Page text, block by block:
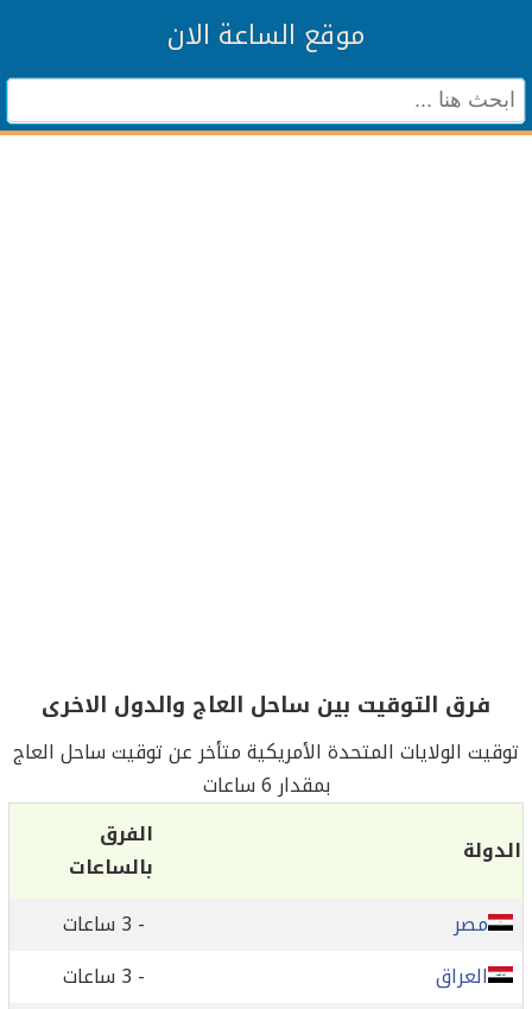
موقع الساعة الان
فرق التوقيت بين ساحل العاج والدول الاخرى
توقيت الولايات المتحدة الأمريكية متأخر عن توقيت ساحل العاج
بمقدار 6 ساعات
الدولة
الفرق
بالساعات
مصر
- 3 ساعات
العراق
- 3 ساعات